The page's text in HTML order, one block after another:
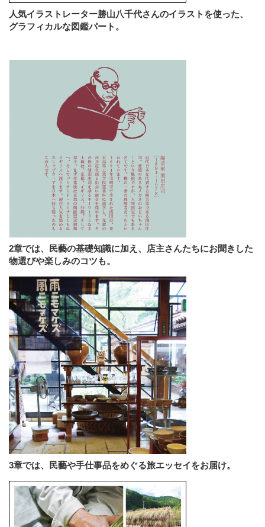
人気イラストレーター勝山八千代さんのイラストを使った、
グラフィカルな図鑑パート。
2章では、民藝の基礎知識に加え、店主さんたちにお聞きした
物選びや楽しみのコツも。
3章では、民藝や手仕事品をめぐる旅エッセイをお届け。